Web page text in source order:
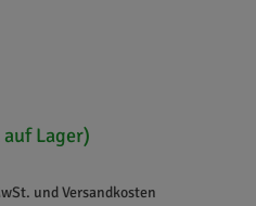
Lager)
und Versandkosten